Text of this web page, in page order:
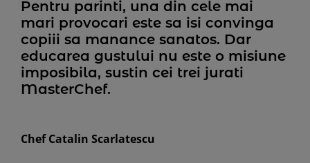
Pentru parinti, una din cele mai
mari provocari este sa isi convinga
copiii sa manance sanatos. Dar
educarea gustului nu este o misiune
imposibila, sustin cei trei jurati
MasterChef.
Chef Catalin Scarlatescu